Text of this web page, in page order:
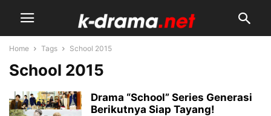
Home Tags School 2015
School 2015
Drama “School” Series Generasi
Berikutnya Siap Tayang!